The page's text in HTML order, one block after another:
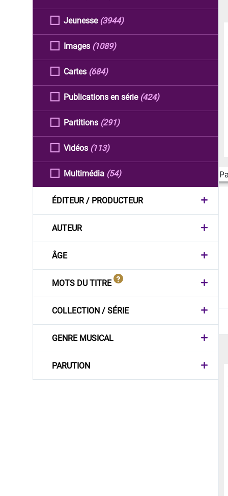
Jeunesse (3944)
Images (1089)
Cartes (684)
Publications en série (424)
Partitions (291)
Vidéos (113)
Multimédia (54)
ÉDITEUR / PRODUCTEUR
AUTEUR
ÂGE
MOTS DU TITRE
COLLECTION / SÉRIE
GENRE MUSICAL
PARUTION